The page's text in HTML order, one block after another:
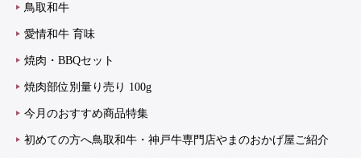
鳥取和牛
愛情和牛 育味
焼肉・BBQセット
焼肉部位別量り売り 100g
今月のおすすめ商品特集
初めての方へ鳥取和牛・神戸牛専門店やまのおかげ屋ご紹介